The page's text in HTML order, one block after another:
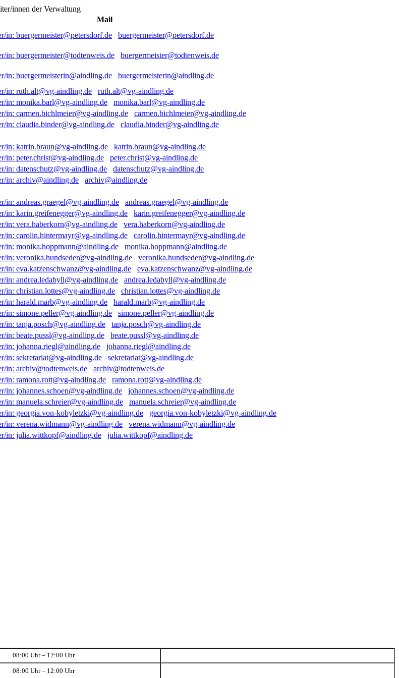
innen der Verwaltung
Mail
buergermeister@petersdorf.de
buergermeister@todtenweis.de
buergermeisterin@aindling.de
ruth.alt@vg-aindling.de
monika.barl@vg-aindling.de
carmen.bichlmeier@vg-aindling.de
claudia.binder@vg-aindling.de
katrin.braun@vg-aindling.de
peter.christ@vg-aindling.de
datenschutz@vg-aindling.de
archiv@aindling.de
andreas.graegel@vg-aindling.de
karin.greifenegger@vg-aindling.de
vera.haberkorn@vg-aindling.de
carolin.hintermayr@vg-aindling.de
monika.hoppmann@aindling.de
veronika.hundseder@vg-aindling.de
eva.katzenschwanz@vg-aindling.de
andrea.ledabyll@vg-aindling.de
christian.lottes@vg-aindling.de
harald.marb@vg-aindling.de
simone.peller@vg-aindling.de
tanja.posch@vg-aindling.de
beate.pussl@vg-aindling.de
johanna.riegl@aindling.de
sekretariat@vg-aindling.de
archiv@todtenweis.de
ramona.rott@vg-aindling.de
johannes.schoen@vg-aindling.de
manuela.schreier@vg-aindling.de
georgia.von-kobyletzki@vg-aindling.de
verena.widmann@vg-aindling.de
julia.wittkopf@aindling.de
08:00 Uhr – 12:00 Uhr
08:00 Uhr – 12:00 Uhr